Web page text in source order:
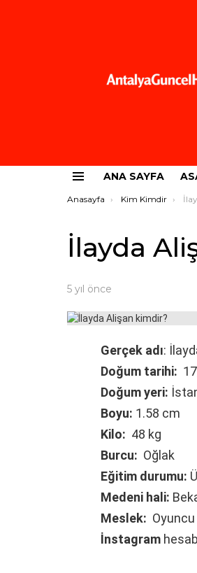
ANA SAYFA
Buradasınız:
Anasayfa Kim Kimdir
İlayda
5 yıl önce
Gerçek adı:
Doğum tarihi:
Doğum yeri:
Boyu: 1.58 cm
Kilo: 48 kg
Burcu: Oğlak
Eğitim durumu:
Medeni hali:
Meslek: Oyuncu
İnstagram